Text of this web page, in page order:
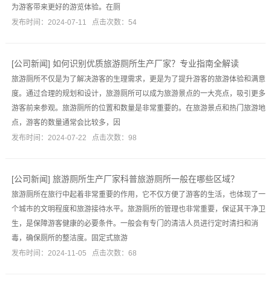
为游客带来更好的游览体验。在厕
发布时间：2024-07-11 点击次数：54
[公司新闻] 如何识别优质旅游厕所生产厂家？专业指南全解读
旅游厕所不仅是为了解决游客的生理需求，更是为了提升游客的旅游体验和满意
度。通过合理的规划和设计，旅游厕所可以成为旅游景点的一大亮点，吸引更多
游客前来参观。旅游厕所的位置和数量是非常重要的。在旅游景点和热门旅游地
点，游客的数量通常会比较多，因
发布时间：2024-07-22 点击次数：98
[公司新闻] 旅游厕所生产厂家科普旅游厕所一般在哪些区域？
旅游厕所在旅行中起着非常重要的作用，它不仅方便了游客的生活，也体现了一
个城市的文明程度和旅游接待水平。旅游厕所的管理也非常重要，保证其干净卫
生，是保障游客健康的必要条件。一般会有专门的清洁人员进行定时清扫和消
毒，确保厕所的整洁度。固定式旅游
发布时间：2024-11-05 点击次数：68